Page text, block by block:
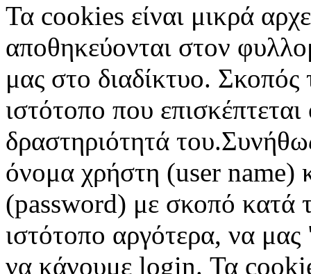
Τα cookies είναι μικρά
αποθηκεύονται στον
μας στο διαδίκτυο. Σκοπός
ιστότοπο που
δραστηριότητά
όνομα χρήστη (user name)
(password) με σκοπό κατά
ιστότοπο αργότερα, να μας
να κάνουμε login. Τα